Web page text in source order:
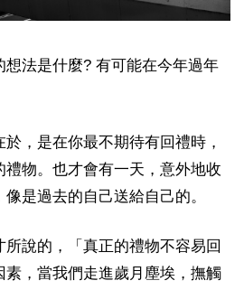
法是什麼? 有可能在今年過年
，是在你最不期待有回禮時，
物。也才會有一天，意外地收
是過去的自己送給自己的。
說的，「真正的禮物不容易回
素，當我們走進歲月塵埃，撫觸